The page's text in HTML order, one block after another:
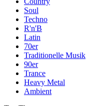
Soul
Techno
R'n'B
Latin
70er
Traditionelle Musik
90er
Trance
Heavy Metal
Ambient